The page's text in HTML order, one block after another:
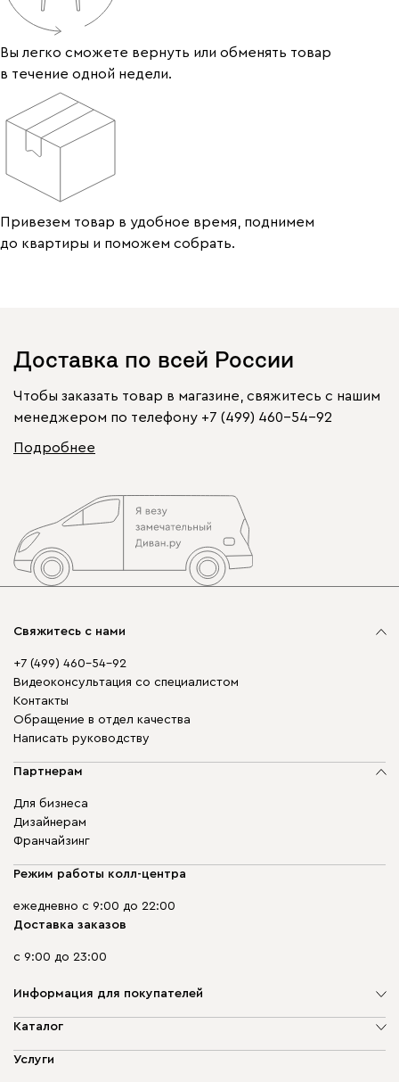
Вы легко сможете вернуть или обменять товар
в течение одной недели.
Привезем товар в удобное время, поднимем
до квартиры и поможем собрать.
Доставка по всей России
Чтобы заказать товар в магазине, свяжитесь с нашим
менеджером по телефону +7 (499) 460-54-92
Подробнее
Свяжитесь с нами
+7 (499) 460-54-92
Видеоконсультация со специалистом
Контакты
Обращение в отдел качества
Написать руководству
Партнерам
Для бизнеса
Дизайнерам
Франчайзинг
Режим работы колл-центра
ежедневно с 9:00 до 22:00
Доставка заказов
с 9:00 до 23:00
Информация для покупателей
О компании
Доставка и оплата
Каталог
Мягкая мебель
Услуги